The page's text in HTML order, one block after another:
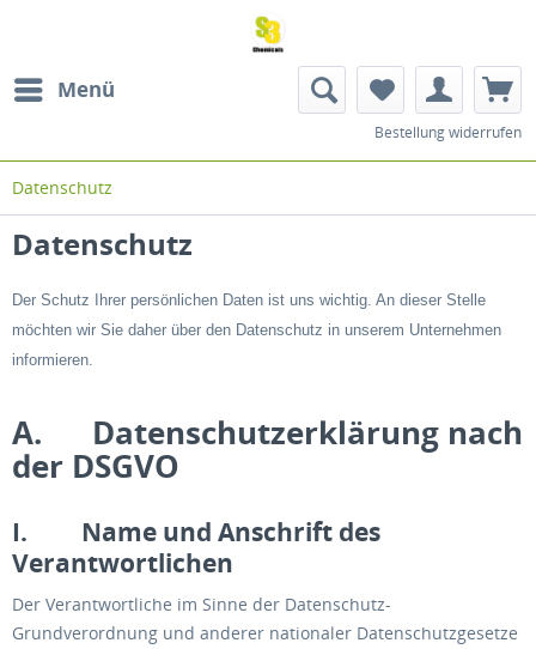
Menü
Bestellung widerrufen
Datenschutz
Datenschutz
Der Schutz Ihrer persönlichen Daten ist uns wichtig. An dieser Stelle
möchten wir Sie daher über den Datenschutz in unserem Unternehmen
informieren.
A. Datenschutzerklärung nach
der DSGVO
I. Name und Anschrift des
Verantwortlichen
Der Verantwortliche im Sinne der Datenschutz-
Grundverordnung und anderer nationaler Datenschutzgesetze